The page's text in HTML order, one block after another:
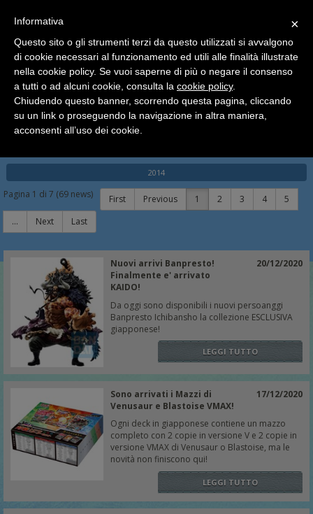
HOME News 2020
News
2014
Pagina 1 di 7 (69 news) First Previous 1 2 3 4
5
...
Next Last
Nuovi arrivi Banpresto!
Finalmente e' arrivato
KAIDO!
20/12/2020
Da oggi sono disponibili i nuovi persoanggi
Banpresto Ichibansho la collezione ESCLUSIVA
giapponese!
LEGGI TUTTO
Sono arrivati i Mazzi di
Venusaur e Blastoise VMAX!
17/12/2020
Ogni deck in giapponese contiene un mazzo
completo con 2 copie in versione V e 2 copie in
versione VMAX di Venusaur o Blastoise, ma le
novità non finiscono qui!
LEGGI TUTTO
×
Ciao a tutti, il negozio sarà chiuso dal 9/08 al 24/08
compreso.
Tutti gli ordini effettuati dopo le 15:00 del 07/08 verranno
spediti a partire dal giorno 25/08.
Buone vacanze a tutti dallo staff di Pianeta Hobby
×
Informativa
Questo sito o gli strumenti terzi da questo utilizzati si avvalgono
di cookie necessari al funzionamento ed utili alle finalità illustrate
nella cookie policy. Se vuoi saperne di più o negare il consenso
a tutti o ad alcuni cookie, consulta la cookie policy.
Chiudendo questo banner, scorrendo questa pagina, cliccando
su un link o proseguendo la navigazione in altra maniera,
acconsenti all’uso dei cookie.